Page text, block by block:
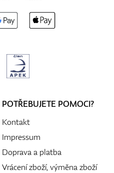
POTŘEBUJETE POMOCI?
Kontakt
Impressum
Doprava a platba
Vrácení zboží, výměna zboží